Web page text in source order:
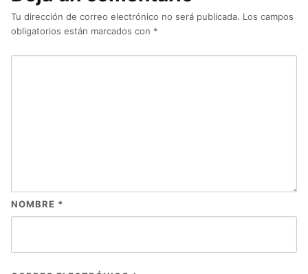
Tu dirección de correo electrónico no será publicada. Los campos
obligatorios están marcados con *
NOMBRE *